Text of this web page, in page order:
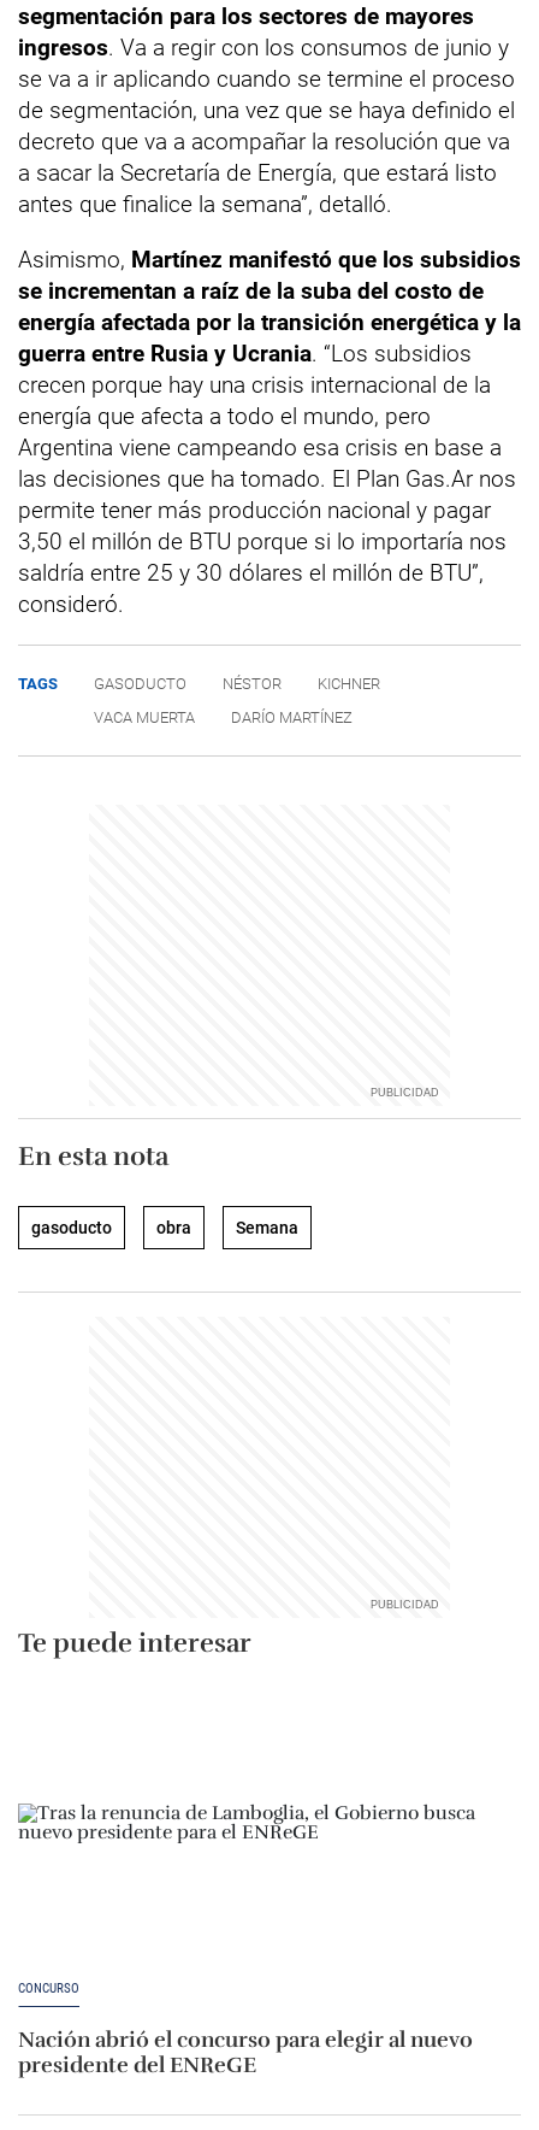
segmentación para los sectores de mayores
ingresos. Va a regir con los consumos de junio y
se va a ir aplicando cuando se termine el proceso
de segmentación, una vez que se haya definido el
decreto que va a acompañar la resolución que va
a sacar la Secretaría de Energía, que estará listo
antes que finalice la semana”, detalló.
Asimismo, Martínez manifestó que los subsidios
se incrementan a raíz de la suba del costo de
energía afectada por la transición energética y la
guerra entre Rusia y Ucrania. “Los subsidios
crecen porque hay una crisis internacional de la
energía que afecta a todo el mundo, pero
Argentina viene campeando esa crisis en base a
las decisiones que ha tomado. El Plan Gas.Ar nos
permite tener más producción nacional y pagar
3,50 el millón de BTU porque si lo importaría nos
saldría entre 25 y 30 dólares el millón de BTU”,
consideró.
TAGS GASODUCTO NÉSTOR
KICHNER
VACA MUERTA
DARÍO MARTÍNEZ
En esta nota
gasoducto obra Semana
Te puede interesar
CONCURSO
Nación abrió el concurso para elegir al nuevo
presidente del ENReGE